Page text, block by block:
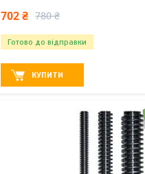
702 ₴ 780 ₴
Готово до відправки
КУПИТИ